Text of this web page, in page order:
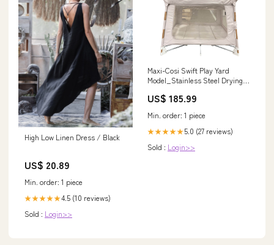
High Low Linen Dress / Black
US$ 20.89
Min. order: 1 piece
★★★★★4.5 (10 reviews)
Sold : Login>>
Maxi-Cosi Swift Play Yard
Model_Stainless Steel Drying
US$ 185.99
Min. order: 1 piece
★★★★★5.0 (27 reviews)
Sold : Login>>